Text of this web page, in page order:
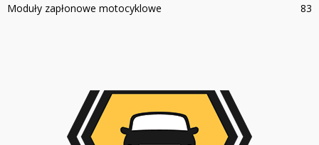
Moduły zapłonowe motocyklowe
83